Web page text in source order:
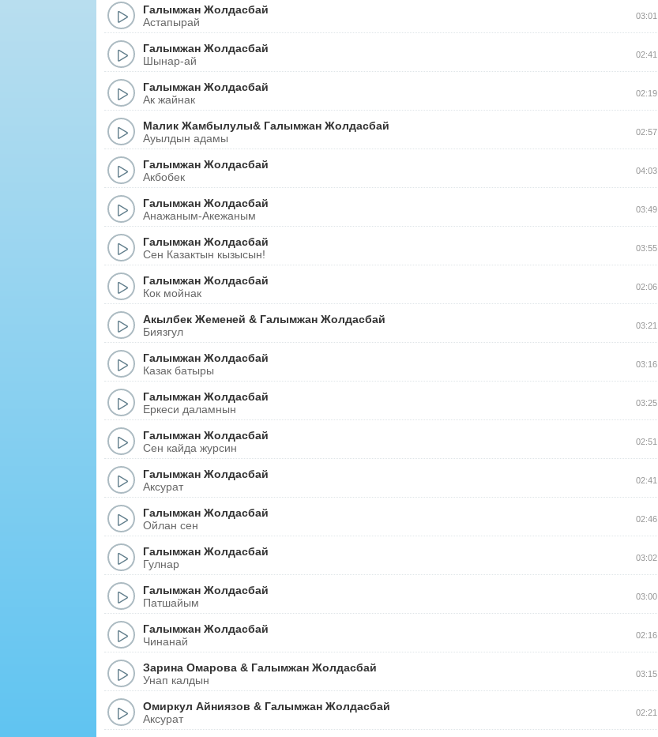
Галымжан Жолдасбай
Астапырай
03:01
Галымжан Жолдасбай
Шынар-ай
02:41
Галымжан Жолдасбай
Ак жайнак
02:19
Малик Жамбылулы& Галымжан Жолдасбай
Ауылдын адамы
02:57
Галымжан Жолдасбай
Акбобек
04:03
Галымжан Жолдасбай
Анажаным-Акежаным
03:49
Галымжан Жолдасбай
Сен Казактын кызысын!
03:55
Галымжан Жолдасбай
Кок мойнак
02:06
Акылбек Жеменей & Галымжан Жолдасбай
Биязгул
03:21
Галымжан Жолдасбай
Казак батыры
03:16
Галымжан Жолдасбай
Еркеси даламнын
03:25
Галымжан Жолдасбай
Сен кайда журсин
02:51
Галымжан Жолдасбай
Аксурат
02:41
Галымжан Жолдасбай
Ойлан сен
02:46
Галымжан Жолдасбай
Гулнар
03:02
Галымжан Жолдасбай
Патшайым
03:00
Галымжан Жолдасбай
Чинанай
02:16
Зарина Омарова & Галымжан Жолдасбай
Унап калдын
03:15
Омиркул Айниязов & Галымжан Жолдасбай
Аксурат
02:21